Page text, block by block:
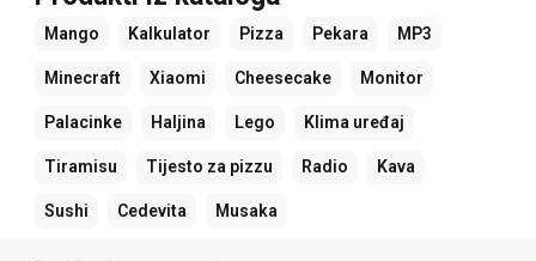
Mango Kalkulator Pizza Pekara MP3
Minecraft Xiaomi Cheesecake Monitor
Palacinke Haljina Lego Klima uređaj
Tiramisu Tijesto za pizzu Radio Kava
Sushi Cedevita Musaka